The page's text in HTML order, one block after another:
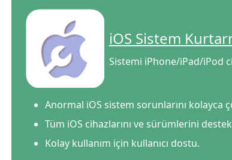
iOS Sistem
Sistemi iPhone/iPad/iPod
Anormal iOS sistem sorunlarını kolayca
Tüm iOS cihazlarını ve sürümlerini
Kolay kullanım için kullanıcı dostu.